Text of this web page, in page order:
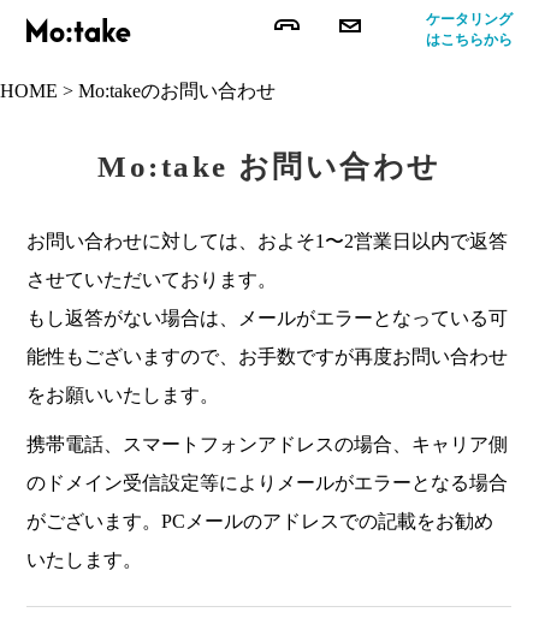
ケータリング
はこちらから
HOME > Mo:takeのお問い合わせ
Mo:take お問い合わせ
お問い合わせに対しては、およそ1〜2営業日以内で返答
させていただいております。
もし返答がない場合は、メールがエラーとなっている可
能性もございますので、お手数ですが再度お問い合わせ
をお願いいたします。
携帯電話、スマートフォンアドレスの場合、キャリア側
のドメイン受信設定等によりメールがエラーとなる場合
がございます。PCメールのアドレスでの記載をお勧め
いたします。